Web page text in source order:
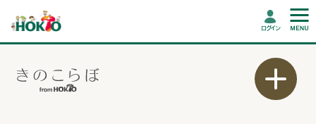
ログイン